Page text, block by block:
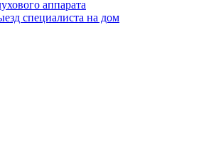
аппарата
специалиста на дом